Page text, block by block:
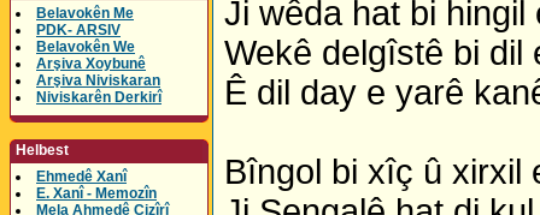
Belavokên Me
PDK- ARSIV
Belavokên We
Arşiva Xoybunê
Arşiva Niviskaran
Niviskarên Derkirî
Helbest
Ehmedê Xanî
E. Xanî - Memozîn
Mela Ahmedê Cizîrî
Ji wêda hat bi hingil
Wekê delgîstê bi dil
Ê dil day e yarê
Bîngol bi xîç û xirxil